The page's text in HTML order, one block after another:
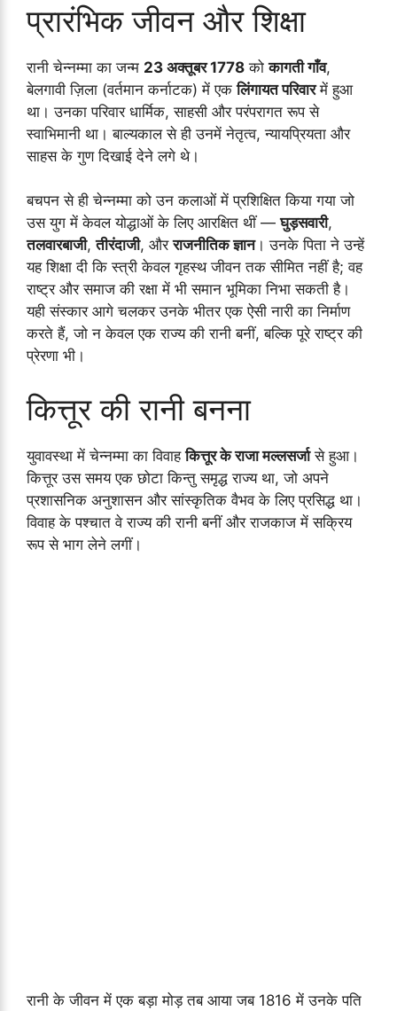
प्रारंभिक जीवन और शिक्षा
रानी चेन्नम्मा का जन्म 23 अक्तूबर 1778 कोकागती गाँव,
बेलगावी ज़िला (वर्तमान कर्नाटक) में एकलिंगायत परिवारमें हुआ
था। उनका परिवार धार्मिक, साहसी और परंपरागत रूप से
स्वाभिमानी था। बाल्यकाल से ही उनमें नेतृत्व, न्यायप्रियता और
साहस के गुण दिखाई देने लगे थे।
बचपन से ही चेन्नम्मा को उन कलाओं में प्रशिक्षित किया गया जो
उस युग में केवल योद्धाओं के लिए आरक्षित थीं —घुड़सवारी,
तलवारबाजी,तीरंदाजी, औरराजनीतिक ज्ञान। उनके पिता ने उन्हें
यह शिक्षा दी कि स्त्री केवल गृहस्थ जीवन तक सीमित नहीं है; वह
राष्ट्र और समाज की रक्षा में भी समान भूमिका निभा सकती है।
यही संस्कार आगे चलकर उनके भीतर एक ऐसी नारी का निर्माण
करते हैं, जो न केवल एक राज्य की रानी बनीं, बल्कि पूरे राष्ट्र की
प्रेरणा भी।
कित्तूर की रानी बनना
युवावस्था में चेन्नम्मा का विवाहकित्तूर के राजा मल्लसर्जासे हुआ।
कित्तूर उस समय एक छोटा किन्तु समृद्ध राज्य था, जो अपने
प्रशासनिक अनुशासन और सांस्कृतिक वैभव के लिए प्रसिद्ध था।
विवाह के पश्चात वे राज्य की रानी बनीं और राजकाज में सक्रिय
रूप से भाग लेने लगीं।
रानी के जीवन में एक बड़ा मोड़ तब आया जब 1816 में उनके पति